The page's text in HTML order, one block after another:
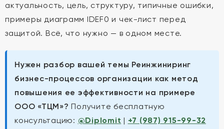
актуальность, цель, структуру, типичные ошибки,
примеры диаграмм IDEF0 и чек-лист перед
защитой. Всё, что нужно — в одном месте.
Нужен разбор вашей темы Реинжиниринг
бизнес-процессов организации как метод
повышения ее эффективности на примере
ООО «ТЦМ»? Получите бесплатную
консультацию: @Diplomit | +7 (987) 915-99-32